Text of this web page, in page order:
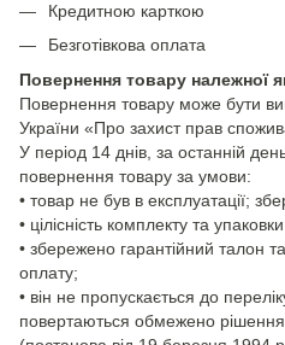
Кредитною карткою
Безготівкова оплата
Повернення товару належної
Повернення товару може бути
України «Про захист прав
У період 14 днів, за останній
повернення товару за умови:
• товар не був в експлуатації;
• цілісність комплекту та
• збережено гарантійний талон
оплату;
• він не пропускається до
повертаються обмежено